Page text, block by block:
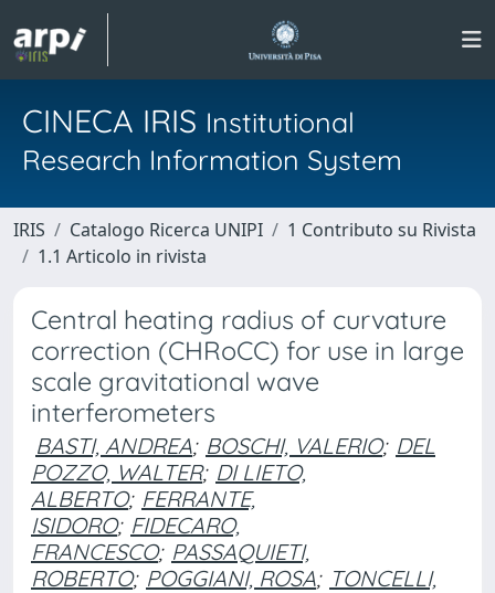
CINECA IRIS Institutional
Research Information System
IRIS Catalogo Ricerca UNIPI
1 Contributo su Rivista
1.1 Articolo in rivista
Central heating radius of curvature
correction (CHRoCC) for use in large
scale gravitational wave
interferometers
BASTI, ANDREA; BOSCHI, VALERIO; DEL
POZZO, WALTER; DI LIETO,
ALBERTO; FERRANTE,
ISIDORO; FIDECARO,
FRANCESCO; PASSAQUIETI,
ROBERTO; POGGIANI, ROSA; TONCELLI,